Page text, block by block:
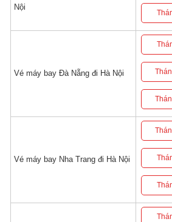
Nội
Vé máy bay Đà Nẵng đi Hà Nội
Vé máy bay Nha Trang đi Hà Nội